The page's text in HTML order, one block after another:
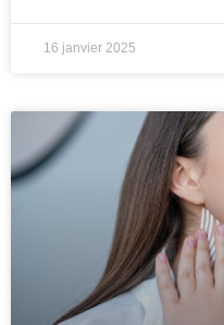
16 janvier 2025